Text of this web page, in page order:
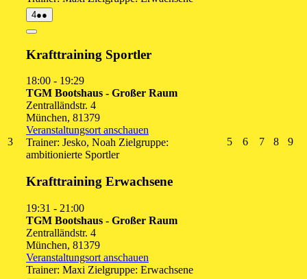
33.
August
44.
August
2026
●●
Veranstaltungen)
Close
Krafttraining Sportler
18:00 - 19:29
TGM Bootshaus - Großer Raum
Zentralländstr. 4
München, 81379
Veranstaltungsort anschauen
Trainer: Jesko, Noah Zielgruppe:
ambitionierte Sportler
Krafttraining Erwachsene
19:31 - 21:00
TGM Bootshaus - Großer Raum
Zentralländstr. 4
München, 81379
Veranstaltungsort anschauen
Trainer: Maxi Zielgruppe: Erwachsene
55.
66.
77.
88.
99.